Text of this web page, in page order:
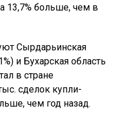
13,7% больше, чем в
Сырдарьинская
и Бухарская область
в стране
сделок купли-
чем год назад.